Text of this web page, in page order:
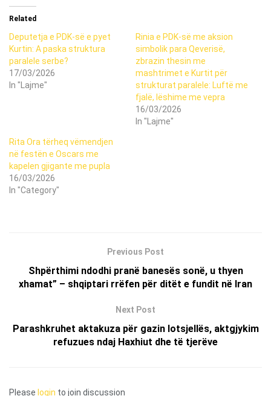
Related
Deputetja e PDK-së e pyet
Kurtin: A paska struktura
paralele serbe?
17/03/2026
In "Lajme"
Rinia e PDK-së me aksion
simbolik para Qeverisë,
zbrazin thesin me
mashtrimet e Kurtit për
strukturat paralele: Luftë me
fjalë, lëshime me vepra
16/03/2026
In "Lajme"
Rita Ora tërheq vëmendjen
në festën e Oscars me
kapelen gjigante me pupla
16/03/2026
In "Category"
Previous Post
Shpërthimi ndodhi pranë banesës sonë, u thyen
xhamat” – shqiptari rrëfen për ditët e fundit në Iran
Next Post
Parashkruhet aktakuza për gazin lotsjellës, aktgjykim
refuzues ndaj Haxhiut dhe të tjerëve
Please login to join discussion